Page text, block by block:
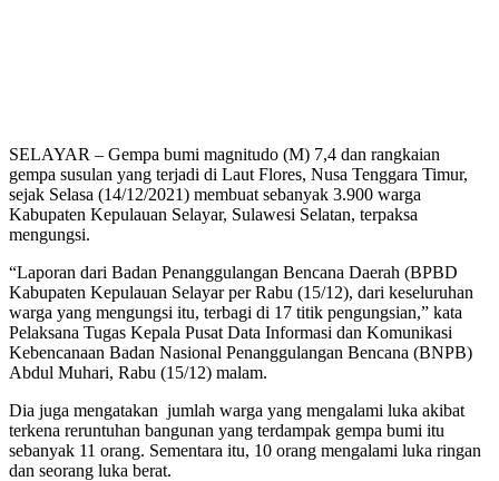
SELAYAR – Gempa bumi magnitudo (M) 7,4 dan rangkaian
gempa susulan yang terjadi di Laut Flores, Nusa Tenggara Timur,
sejak Selasa (14/12/2021) membuat sebanyak 3.900 warga
Kabupaten Kepulauan Selayar, Sulawesi Selatan, terpaksa
mengungsi.
“Laporan dari Badan Penanggulangan Bencana Daerah (BPBD
Kabupaten Kepulauan Selayar per Rabu (15/12), dari keseluruhan
warga yang mengungsi itu, terbagi di 17 titik pengungsian,” kata
Pelaksana Tugas Kepala Pusat Data Informasi dan Komunikasi
Kebencanaan Badan Nasional Penanggulangan Bencana (BNPB)
Abdul Muhari, Rabu (15/12) malam.
Dia juga mengatakan jumlah warga yang mengalami luka akibat
terkena reruntuhan bangunan yang terdampak gempa bumi itu
sebanyak 11 orang. Sementara itu, 10 orang mengalami luka ringan
dan seorang luka berat.